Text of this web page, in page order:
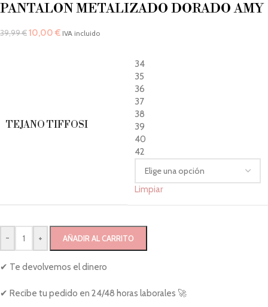
PANTALON METALIZADO DORADO AMY
39,99€10,00 € IVA incluido
TEJANO TIFFOSI
34
35
36
37
38
39
40
42
Limpiar
- + AÑADIR AL CARRITO
✔ Te devolvemos el dinero
✔ Recibe tu pedido en 24/48 horas laborales 🚀